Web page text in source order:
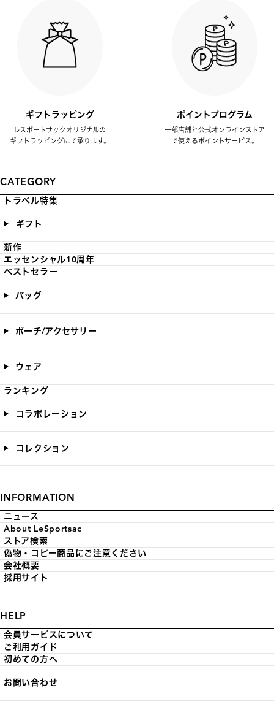
ギフトラッピング
レスポートサックオリジナルの
ギフトラッピングにて承ります。
ポイントプログラム
一部店舗と公式オンラインストア
で使えるポイントサービス。
CATEGORY
トラベル特集
ギフト
新作
エッセンシャル10周年
ベストセラー
バッグ
ポーチ/アクセサリー
ウェア
ランキング
コラボレーション
コレクション
INFORMATION
ニュース
About LeSportsac
ストア検索
偽物・コピー商品にご注意ください
会社概要
採用サイト
HELP
会員サービスについて
ご利用ガイド
初めての方へ
お問い合わせ